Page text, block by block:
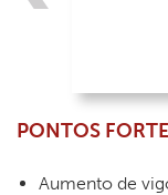
PONTOS
Aumento de